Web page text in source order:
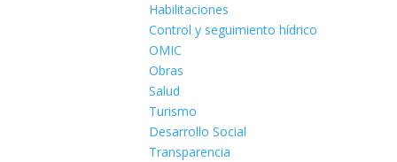
Habilitaciones
Control y seguimiento hídrico
OMIC
Obras
Salud
Turismo
Desarrollo Social
Transparencia